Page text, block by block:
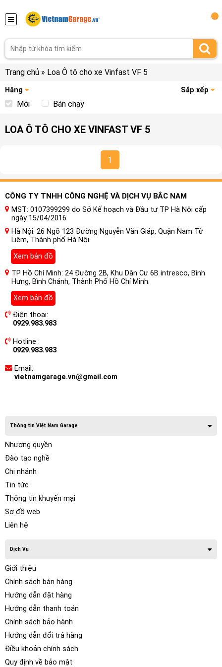
Trang chủ » Loa Ô tô cho xe Vinfast VF 5
Hãng Sắp xếp
Mới Bán chạy
LOA Ô TÔ CHO XE VINFAST VF 5
1
CÔNG TY TNHH CÔNG NGHỆ VÀ DỊCH VỤ BẮC NAM
MST: 0107399299 do Sở Kế hoạch và Đầu tư TP Hà Nội cấp
ngày 15/04/2016
Hà Nội: 26 Ngõ 123 Đường Nguyễn Văn Giáp, Quận Nam Từ
Liêm, Thành phố Hà Nội.
Xem bản đồ
TP Hồ Chí Minh: 24 Đường 2B, Khu Dân Cư 6B intresco, Bình
Hưng, Bình Chánh, Thành Phố Hồ Chí Minh.
Xem bản đồ
Điện thoại:
0929.983.983
Hotline :
0929.983.983
Email:
vietnamgarage.vn@gmail.com
Thông tin Việt Nam Garage
Nhượng quyền
Đào tạo nghề
Chi nhánh
Tin tức
Thông tin khuyến mại
Sơ đồ web
Liên hệ
Dịch Vụ
Giới thiệu
Chính sách bán hàng
Hướng dẫn đặt hàng
Hướng dẫn thanh toán
Chính sách bảo hành
Hướng dẫn đổi trả hàng
Điều khoản chính sách
Quy định về bảo mật